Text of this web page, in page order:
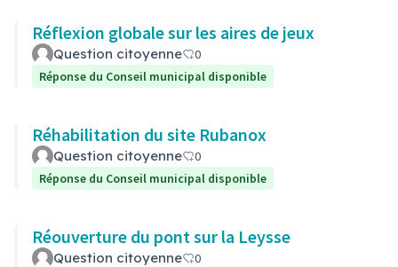
Réflexion globale sur les aires de jeux
Question citoyenne
0
Réponse du Conseil municipal disponible
Réhabilitation du site Rubanox
Question citoyenne
0
Réponse du Conseil municipal disponible
Réouverture du pont sur la Leysse
Question citoyenne
0